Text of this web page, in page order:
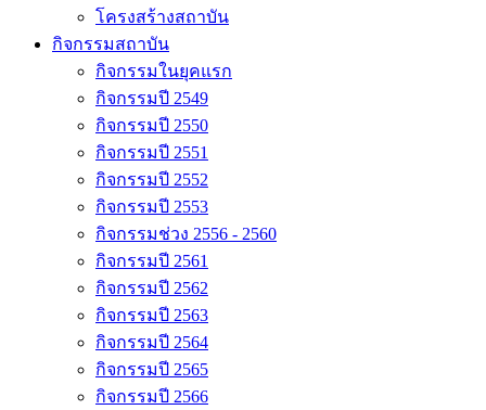
โครงสร้างสถาบัน
กิจกรรมสถาบัน
กิจกรรมในยุคแรก
กิจกรรมปี 2549
กิจกรรมปี 2550
กิจกรรมปี 2551
กิจกรรมปี 2552
กิจกรรมปี 2553
กิจกรรมช่วง 2556 - 2560
กิจกรรมปี 2561
กิจกรรมปี 2562
กิจกรรมปี 2563
กิจกรรมปี 2564
กิจกรรมปี 2565
กิจกรรมปี 2566